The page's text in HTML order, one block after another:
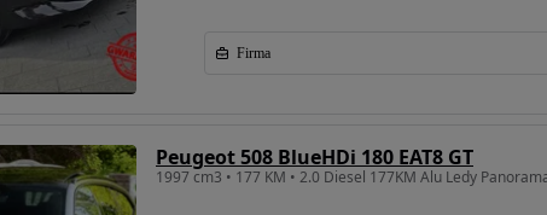
Firma
Peugeot 508 BlueHDi 180 EAT8 GT
1997 cm3 • 177 KM • 2.0 Diesel 177KM Alu Ledy